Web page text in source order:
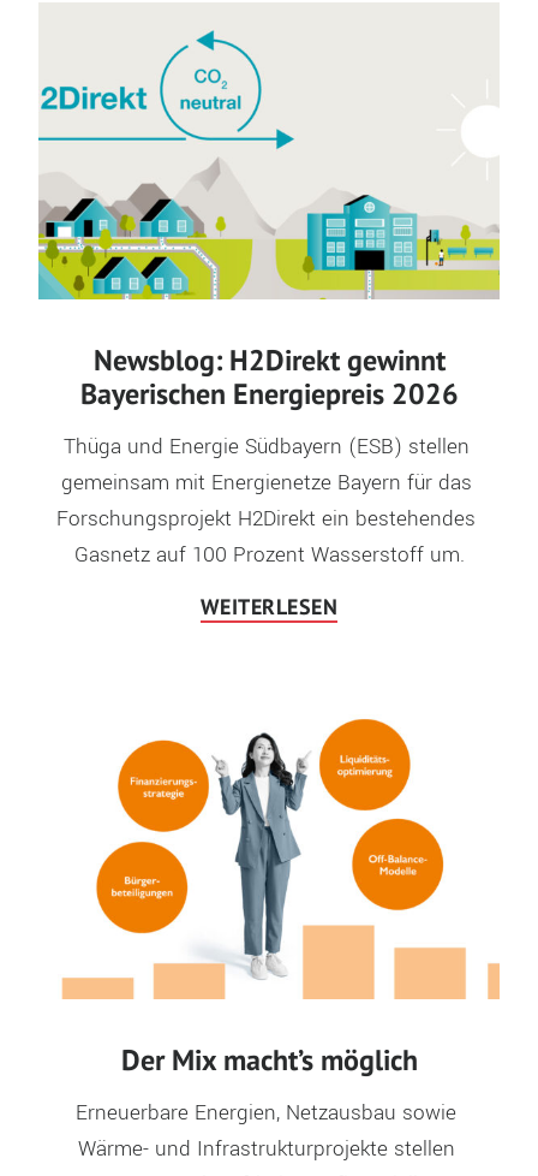
Newsblog: H2Direkt gewinnt
Bayerischen Energiepreis 2026
Thüga und Energie Südbayern (ESB) stellen
gemeinsam mit Energienetze Bayern für das
Forschungsprojekt H2Direkt ein bestehendes
Gasnetz auf 100 Prozent Wasserstoff um.
WEITERLESEN
Der Mix macht’s möglich
Erneuerbare Energien, Netzausbau sowie
Wärme- und Infrastrukturprojekte stellen